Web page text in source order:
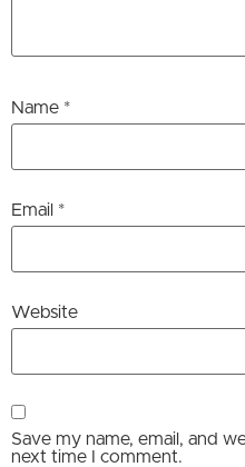
Name *
Email *
Website
Save my name, email, and
next time I comment.